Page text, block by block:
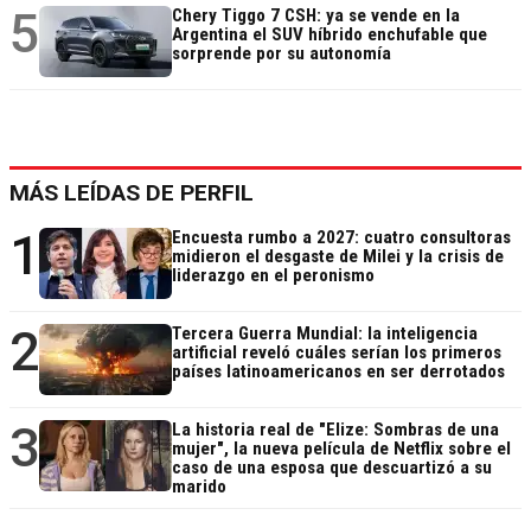
5
Chery Tiggo 7 CSH: ya se vende en la
Argentina el SUV híbrido enchufable que
sorprende por su autonomía
MÁS LEÍDAS DE PERFIL
1
Encuesta rumbo a 2027: cuatro consultoras
midieron el desgaste de Milei y la crisis de
liderazgo en el peronismo
2
Tercera Guerra Mundial: la inteligencia
artificial reveló cuáles serían los primeros
países latinoamericanos en ser derrotados
3
La historia real de "Elize: Sombras de una
mujer", la nueva película de Netflix sobre el
caso de una esposa que descuartizó a su
marido